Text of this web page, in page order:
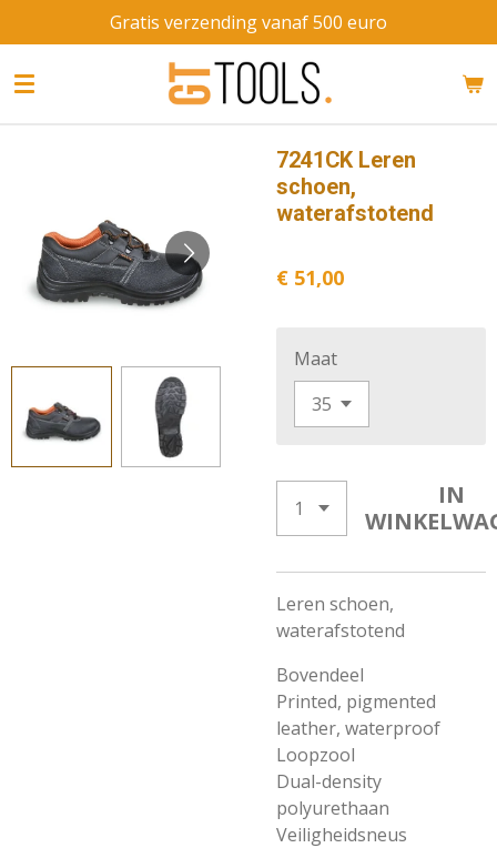
direct
naar
Gratis verzending vanaf 500 euro
7241CK Leren
schoen,
waterafstotend
€ 51,00
Maat
IN
Leren schoen,
waterafstotend
Bovendeel
Printed, pigmented
leather, waterproof
Loopzool
Dual-density
polyurethaan
Veiligheidsneus